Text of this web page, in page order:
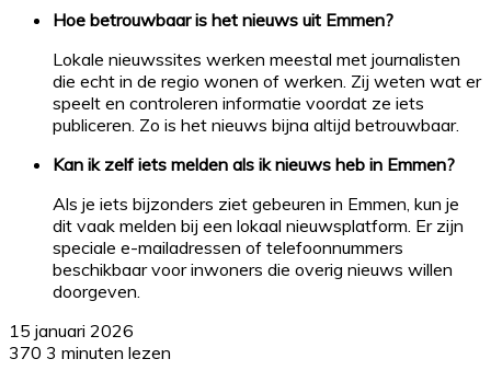
Hoe betrouwbaar is het nieuws uit Emmen?
Lokale nieuwssites werken meestal met journalisten
die echt in de regio wonen of werken. Zij weten wat er
speelt en controleren informatie voordat ze iets
publiceren. Zo is het nieuws bijna altijd betrouwbaar.
Kan ik zelf iets melden als ik nieuws heb in Emmen?
Als je iets bijzonders ziet gebeuren in Emmen, kun je
dit vaak melden bij een lokaal nieuwsplatform. Er zijn
speciale e-mailadressen of telefoonnummers
beschikbaar voor inwoners die overig nieuws willen
doorgeven.
15 januari 2026
370 3 minuten lezen